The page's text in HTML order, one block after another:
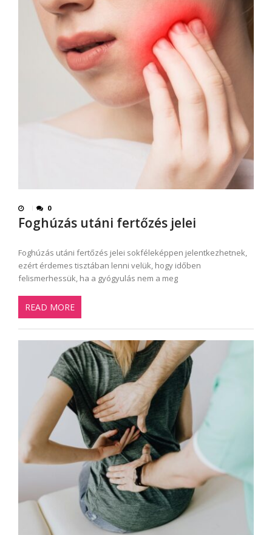
0
Foghúzás utáni fertőzés jelei
Foghúzás utáni fertőzés jelei sokféleképpen jelentkezhetnek,
ezért érdemes tisztában lenni velük, hogy időben
felismerhessük, ha a gyógyulás nem a meg
READ MORE